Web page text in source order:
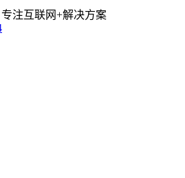
注互联网+解决方案